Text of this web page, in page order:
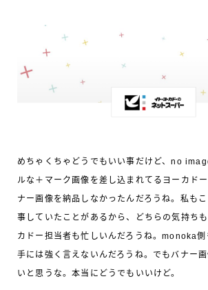
めちゃくちゃどうでもいい事だけど、no
ルな＋マーク画像を差し込まれてるヨーカド
ナー画像を納品しなかったんだろうね。私も
事していたことがあるから、どちらの気持ち
カドー担当者も忙しいんだろうね。monoka
手には強く言えないんだろうね。でもバナー
いと思うな。本当にどうでもいいけど。